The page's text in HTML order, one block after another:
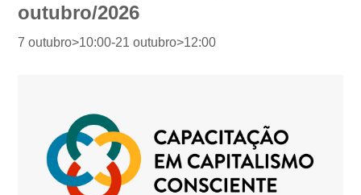
outubro/2026
7 outubro>10:00-21 outubro>12:00